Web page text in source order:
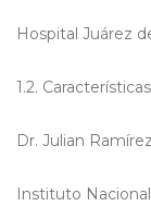
Hospital Juárez
1.2.
Dr. Julian
Instituto